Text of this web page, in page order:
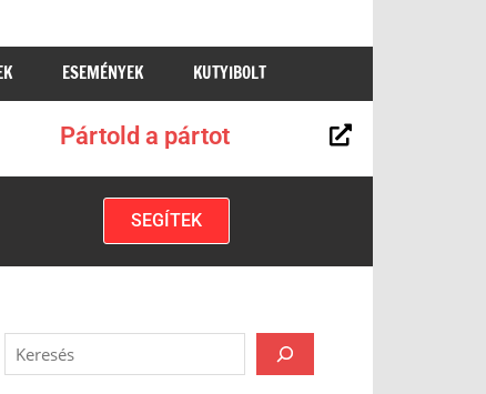
ESEMÉNYEK KUTYIBOLT
Pártold a pártot
SEGÍTEK